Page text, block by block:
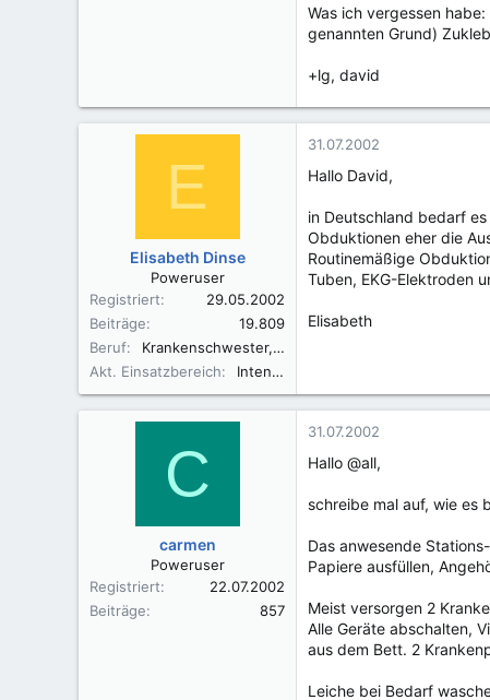
Was ich vergessen
genannten Grund)
+lg, david
E
Elisabeth Dinse
Poweruser
Registriert
29.05.2002
Beiträge
19.809
Beruf
Krankenschwester, Fachkrankenschwester A/I, Praxisbegleiter Basale Stimulation
Akt. Einsatzbereich
Intensivüberwachung
31.07.2002
Hallo David,
in Deutschland bedarf
Obduktionen eher die
Routinemäßige
Tuben, EKG-Elektroden
Elisabeth
C
carmen
Poweruser
Registriert
22.07.2002
Beiträge
857
31.07.2002
Hallo @all,
schreibe mal auf, wie es
Das anwesende
Papiere ausfüllen,
Meist versorgen 2
Alle Geräte abschalten,
aus dem Bett. 2
Leiche bei Bedarf